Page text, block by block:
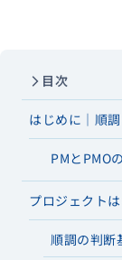
目次
はじめに｜順
PMとPMO
プロジェクト
順調の判断